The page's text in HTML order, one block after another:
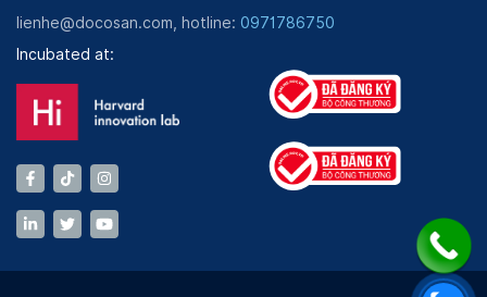
lienhe@docosan.com, hotline: 0971786750
Incubated at: